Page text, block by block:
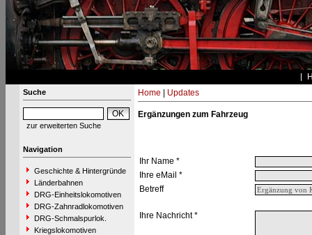
Suche
zur erweiterten Suche
Navigation
Geschichte & Hintergründe
Länderbahnen
DRG-Einheitslokomotiven
DRG-Zahnradlokomotiven
DRG-Schmalspurlok.
Kriegslokomotiven
Home Updates
Ergänzungen zum Fahrzeug
Ihr Name *
Ihre eMail *
Betreff
Ihre Nachricht *